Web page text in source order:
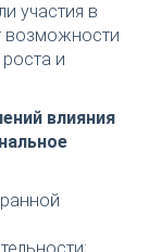
участия в
возможности
и
влияния